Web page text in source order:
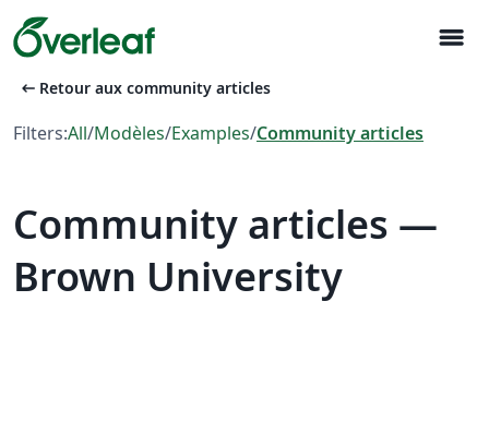
menu
arrow_left_alt Retour aux community articles
Filters:All/Modèles/Examples/Community articles
Community articles —
Brown University